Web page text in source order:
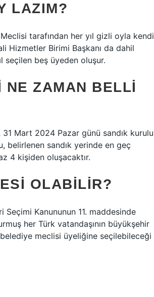
LAZIM?
tarafından her yıl gizli oyla kendi
Hizmetler Birimi Başkanı da dahil
seçilen beş üyeden oluşur.
NE ZAMAN BELLI
Mart 2024 Pazar günü sandık kurulu
belirlenen sandık yerinde en geç
4 kişiden oluşacaktır.
OLABILIR?
Seçimi Kanununun 11. maddesinde
her Türk vatandaşının büyükşehir
meclisi üyeliğine seçilebileceği